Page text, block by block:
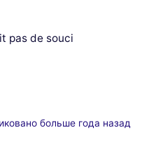
pas de souci
больше года назад